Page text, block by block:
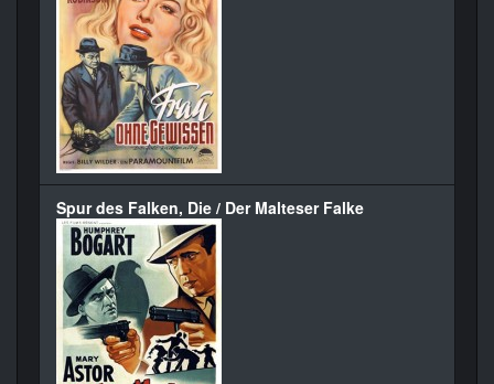
Spur des Falken, Die / Der Malteser Falke